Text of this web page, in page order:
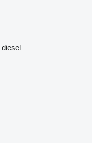
diesel